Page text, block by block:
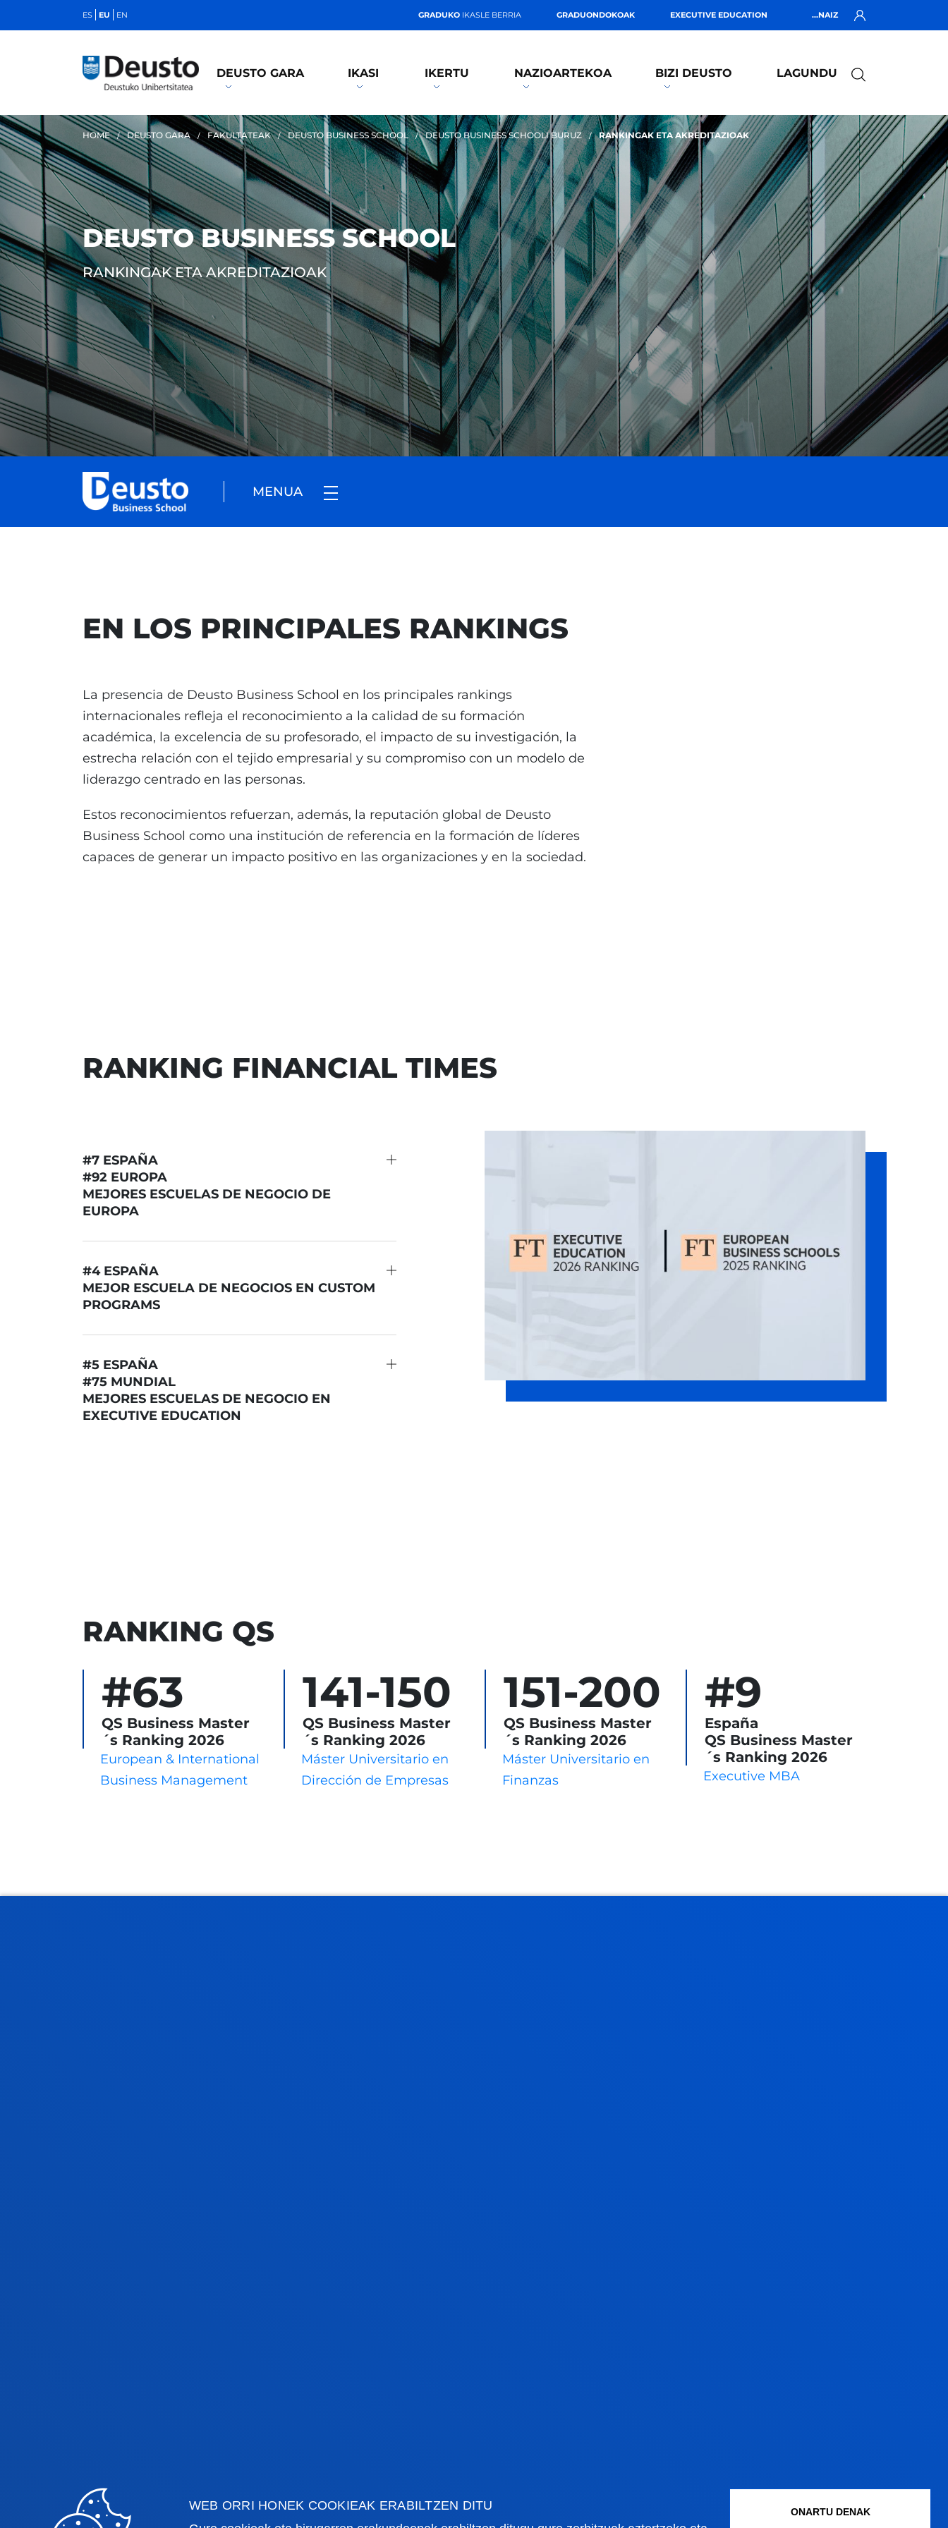
WEB ORRI HONEK COOKIEAK ERABILTZEN DITU
ONARTU DENAK
ES EU EN GRADUKO IKASLE BERRIA GRADUONDOKOAK EXECUTIVE EDUCATION ...NAIZ
DEUSTO GARA IKASI IKERTU NAZIOARTEKOA BIZI DEUSTO LAGUNDU
HOME DEUSTO GARA FAKULTATEAK DEUSTO BUSINESS SCHOOL DEUSTO BUSINESS SCHOOLI BURUZ RANKINGAK ETA AKREDITAZIOAK
DEUSTO BUSINESS SCHOOL
RANKINGAK ETA AKREDITAZIOAK
MENUA
EN LOS PRINCIPALES RANKINGS
La presencia de Deusto Business School en los principales rankings
internacionales refleja el reconocimiento a la calidad de su formación
académica, la excelencia de su profesorado, el impacto de su investigación, la
estrecha relación con el tejido empresarial y su compromiso con un modelo de
liderazgo centrado en las personas.
Estos reconocimientos refuerzan, además, la reputación global de Deusto
Business School como una institución de referencia en la formación de líderes
capaces de generar un impacto positivo en las organizaciones y en la sociedad.
RANKING FINANCIAL TIMES
#7 ESPAÑA
#92 EUROPA
MEJORES ESCUELAS DE NEGOCIO DE
EUROPA
#4 ESPAÑA
MEJOR ESCUELA DE NEGOCIOS EN CUSTOM
PROGRAMS
#5 ESPAÑA
#75 MUNDIAL
MEJORES ESCUELAS DE NEGOCIO EN
EXECUTIVE EDUCATION
RANKING QS
#63
QS Business Master
´s Ranking 2026
European & International
Business Management
141-150
QS Business Master
´s Ranking 2026
Máster Universitario en
Dirección de Empresas
151-200
QS Business Master
´s Ranking 2026
Máster Universitario en
Finanzas
#9
España
QS Business Master
´s Ranking 2026
Executive MBA